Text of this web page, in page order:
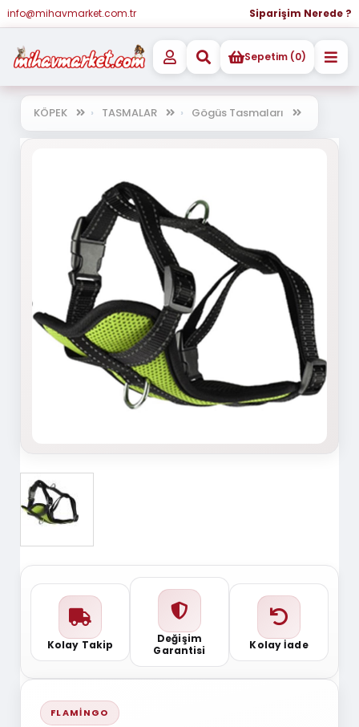
info@mihavmarket.com.tr Siparişim Nerede ?
Sepetim (0)
KÖPEK TASMALAR Gögüs Tasmaları
Kolay Takip
Değişim
Garantisi
Kolay İade
FLAMINGO